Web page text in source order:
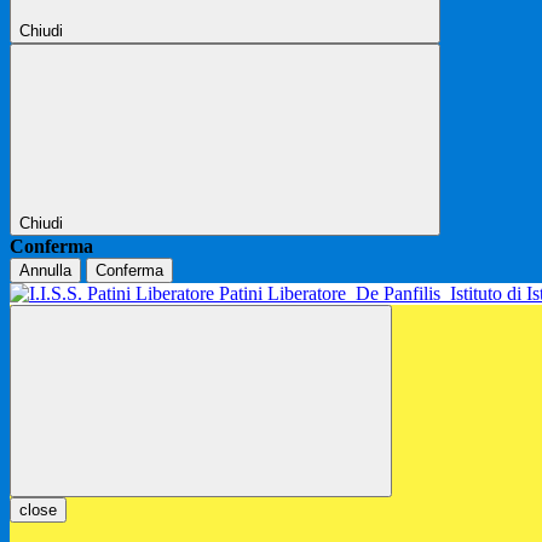
Chiudi
Chiudi
Conferma
Annulla Conferma
Patini Liberatore De Panfilis Istituto di
close